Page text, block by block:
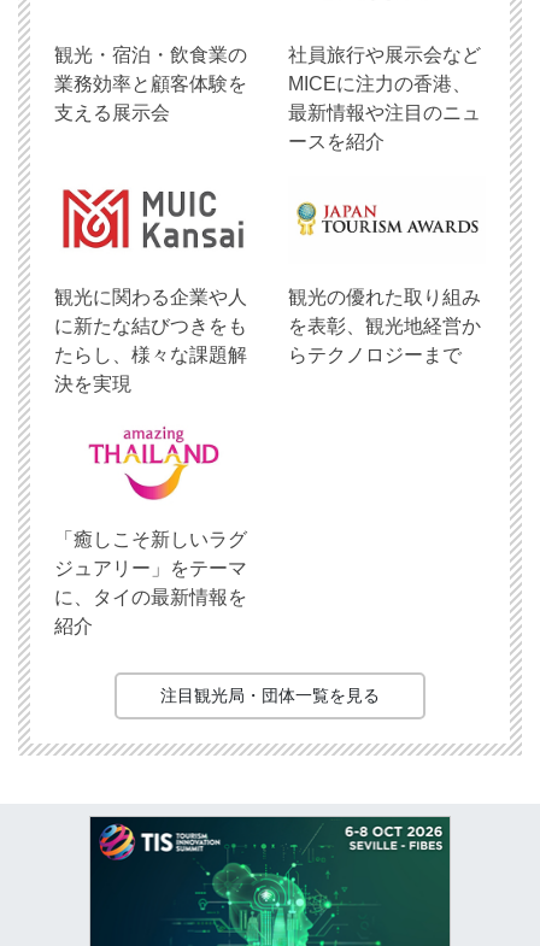
観光・宿泊・飲食業の
業務効率と顧客体験を
支える展示会
社員旅行や展示会など
MICEに注力の香港、
最新情報や注目のニュ
ースを紹介
観光に関わる企業や人
に新たな結びつきをも
たらし、様々な課題解
決を実現
観光の優れた取り組み
を表彰、観光地経営か
らテクノロジーまで
「癒しこそ新しいラグ
ジュアリー」をテーマ
に、タイの最新情報を
紹介
注目観光局・団体一覧を見る